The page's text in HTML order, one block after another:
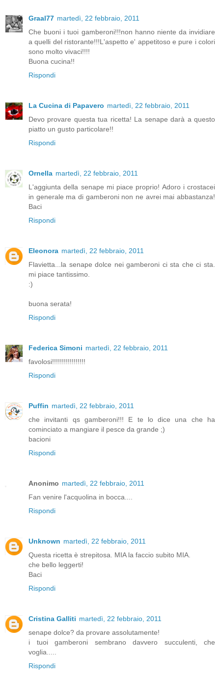
Graal77 martedì, 22 febbraio, 2011
Che buoni i tuoi gamberoni!!!non hanno niente da invidiare
a quelli del ristorante!!!L'aspetto e' appetitoso e pure i colori
sono molto vivaci!!!!
Buona cucina!!
Rispondi
La Cucina di Papavero martedì, 22 febbraio, 2011
Devo provare questa tua ricetta! La senape darà a questo
piatto un gusto particolare!!
Rispondi
Ornella martedì, 22 febbraio, 2011
L'aggiunta della senape mi piace proprio! Adoro i crostacei
in generale ma di gamberoni non ne avrei mai abbastanza!
Baci
Rispondi
Eleonora martedì, 22 febbraio, 2011
Flavietta...la senape dolce nei gamberoni ci sta che ci sta.
mi piace tantissimo.
:)
buona serata!
Rispondi
Federica Simoni martedì, 22 febbraio, 2011
favolosi!!!!!!!!!!!!!!!!!
Rispondi
Puffin martedì, 22 febbraio, 2011
che invitanti qs gamberoni!!! E te lo dice una che ha
cominciato a mangiare il pesce da grande ;)
bacioni
Rispondi
Anonimo martedì, 22 febbraio, 2011
Fan venire l'acquolina in bocca....
Rispondi
Unknown martedì, 22 febbraio, 2011
Questa ricetta è strepitosa. MIA la faccio subito MIA.
che bello leggerti!
Baci
Rispondi
Cristina Galliti martedì, 22 febbraio, 2011
senape dolce? da provare assolutamente!
i tuoi gamberoni sembrano davvero succulenti, che
voglia.....
Rispondi